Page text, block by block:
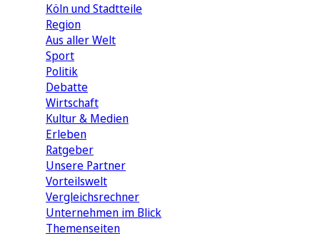
Köln und Stadtteile
Region
Aus aller Welt
Sport
Politik
Debatte
Wirtschaft
Kultur & Medien
Erleben
Ratgeber
Unsere Partner
Vorteilswelt
Vergleichsrechner
Unternehmen im Blick
Themenseiten